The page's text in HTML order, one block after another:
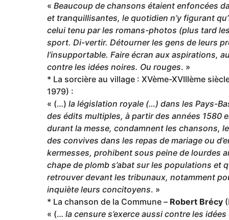
« Beaucoup de chansons étaient enfoncées
et tranquillisantes, le quotidien n’y figurant
celui tenu par les romans-photos (plus tard
sport. Di-vertir. Détourner les gens de leurs
l’insupportable. Faire écran aux aspirations,
contre les idées noires. Ou rouges. »
* La sorcière au village : XVème-XVIIIème
1979) :
« (…) la législation royale (…) dans les Pays-
des édits multiples, à partir des années 1580
durant la messe, condamnent les chansons,
des convives dans les repas de mariage ou
kermesses, prohibent sous peine de lourdes
chape de plomb s’abat sur les populations
retrouver devant les tribunaux, notamment
inquiète leurs concitoyens. »
* La chanson de la Commune – Robert Brécy
« (… la censure s’exerce aussi contre les